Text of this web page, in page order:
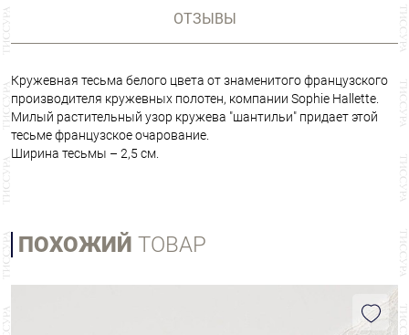
ОТЗЫВЫ
Кружевная тесьма белого цвета от знаменитого французского
производителя кружевных полотен, компании Sophie Hallette.
Милый растительный узор кружева "шантильи" придает этой
тесьме французское очарование.
Ширина тесьмы – 2,5 см.
ПОХОЖИЙ ТОВАР